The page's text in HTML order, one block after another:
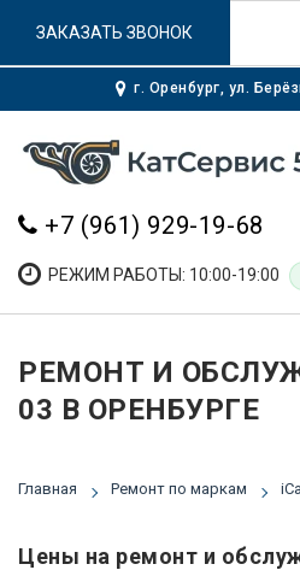
г. Оренбург, ул.
+7 (961) 929-19-68
РЕЖИМ РАБОТЫ: 10:00-19:00
ЗАКАЗАТЬ ЗВОНОК
РЕМОНТ И
03 В ОРЕНБУРГЕ
Главная Ремонт по маркам
Цены на ремонт и